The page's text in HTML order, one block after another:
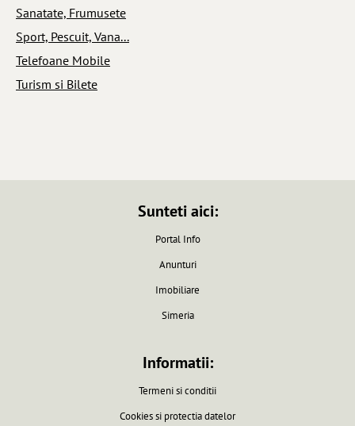
Sanatate, Frumusete
Sport, Pescuit, Vana...
Telefoane Mobile
Turism si Bilete
Sunteti aici:
Portal Info
Anunturi
Imobiliare
Simeria
Informatii:
Termeni si conditii
Cookies si protectia datelor